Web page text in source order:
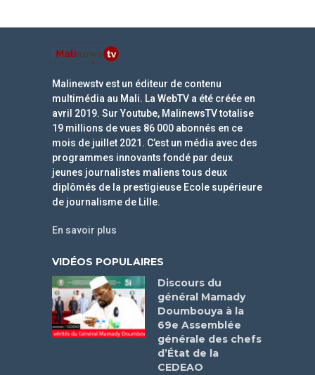
Malinewstv est un éditeur de contenu
multimédia au Mali. La WebTV a été créée en
avril 2019. Sur Youtube, MalinewsTV totalise
19 millions de vues 86 000 abonnés en ce
mois de juillet 2021. C’est un média avec des
programmes innovants fondé par deux
jeunes journalistes maliens tous deux
diplômés de la prestigieuse Ecole supérieure
de journalisme de Lille.
En savoir plus
VIDÉOS POPULAIRES
Discours du
général Mamady
Doumbouya à la
69e Assemblée
générale des chefs
d’État de la
CEDEAO